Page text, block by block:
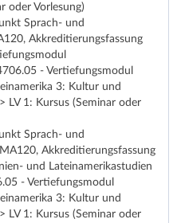
oder Vorlesung)
Sprach- und
Akkreditierungsfassung
- Vertiefungsmodul
3: Kultur und
LV 1: Kursus (Seminar oder
Sprach- und
Akkreditierungsfassung
und Lateinamerikastudien
- Vertiefungsmodul
3: Kultur und
LV 1: Kursus (Seminar oder